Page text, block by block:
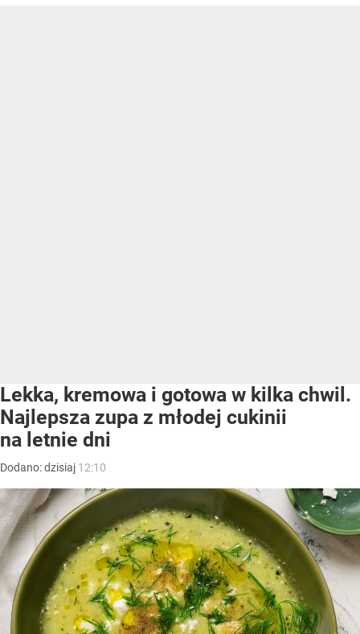
Lekka, kremowa i gotowa w kilka chwil.
Najlepsza zupa z młodej cukinii
na letnie dni
Dodano:dzisiaj 12:10